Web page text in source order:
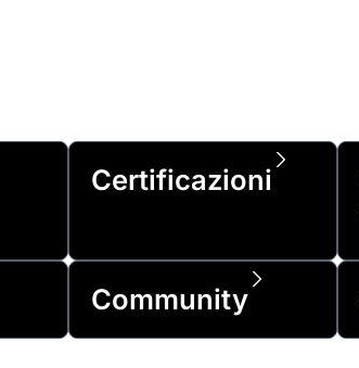
Certificazioni
Community